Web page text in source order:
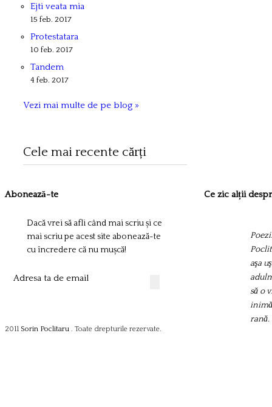
Ejti veata mia
15 feb. 2017
Protestatara
10 feb. 2017
Tandem
4 feb. 2017
Vezi mai multe de pe blog »
Cele mai recente cărți
Abonează-te
Dacă vrei să afli când mai scriu și ce
mai scriu pe acest site abonează-te
cu încredere că nu mușcă!
Ce zic alții
aşa
să o
rană.
în
2011 Sorin Poclitaru . Toate drepturile rezervate.